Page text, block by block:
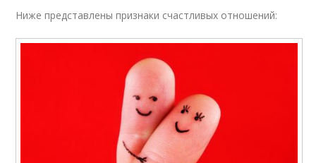
Ниже представлены признаки счастливых отношений: